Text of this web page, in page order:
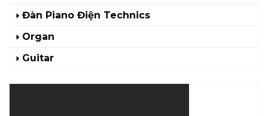
Đàn Piano Điện Technics
Organ
Guitar